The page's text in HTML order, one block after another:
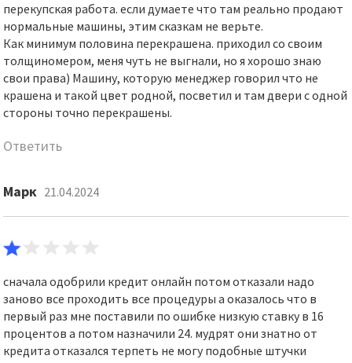
перекупская работа. если думаете что там реально продают
нормальные машины, этим сказкам не верьте.
Как минимум половина перекрашена. приходил со своим
толщиномером, меня чуть не выгнали, но я хорошо знаю
свои права) Машину, которую менеджер говорил что не
крашена и такой цвет родной, посветил и там двери с одной
стороны точно перекрашены.
Ответить
Марк 21.04.2024
сначала одобрили кредит онлайн потом отказали надо
заново все проходить все процедуры а оказалось что в
первый раз мне поставили по ошибке низкую ставку в 16
процентов а потом назначили 24. мудрят они знатно от
кредита отказался терпеть не могу подобные штучки